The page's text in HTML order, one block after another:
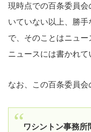
現時点での百条委員
いていない以上、勝
で、そのことはニュ
ニュースには書かれて
なお、この百条委員会
ワシントン事務